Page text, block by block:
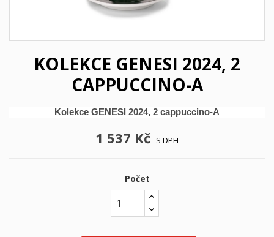
KOLEKCE GENESI 2024, 2
CAPPUCCINO-A
Kolekce GENESI 2024, 2 cappuccino-A
1 537 Kč S DPH
Počet